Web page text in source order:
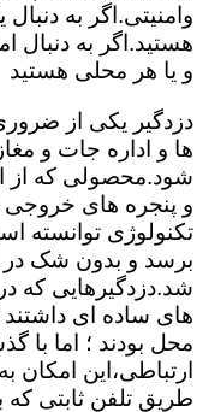
وامنیتی.اگر به
هستید.اگر به دنبال
و یا هر محلی هستید
دزدگیر یکی از
ها و اداره جات و
شود.محصولی که از
و پنجره های خروجی
تکنولوژی توانسته
برسد و بدون شک در
شد.دزدگیرهایی که
های ساده ای
محل بودند ؛ اما با
ارتباطی،این امکان
طریق تلفن ثابتی